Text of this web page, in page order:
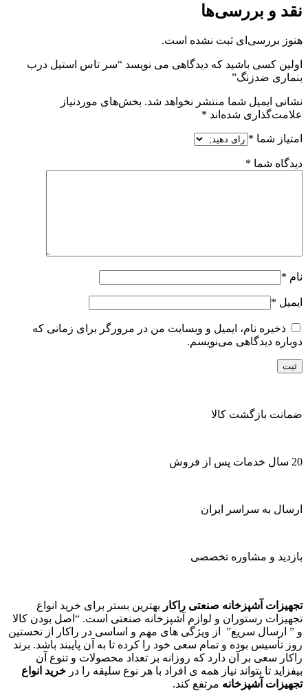
نقد و بررسی‌ها
هنوز بررسی‌ای ثبت نشده است.
اولین کسی باشید که دیدگاهی می نویسد “سر تاس استیل درب
بنماری ضدزنگ”
نشانی ایمیل شما منتشر نخواهد شد. بخش‌های موردنیاز
علامت‌گذاری شده‌اند *
امتیاز شما *
دیدگاه شما *
نام *
ایمیل *
ذخیره نام، ایمیل و وبسایت من در مرورگر برای زمانی که
دوباره دیدگاهی می‌نویسم.
ضمانت بازگشت کالا
20 سال خدمات پس از فروش
ارسال به سراسر ایران
بازدید و مشاوره تخصصی
تجهیزات آشپزخانه صنعتی راکار بهترین بستر برای خرید انواع
تجهیزات رستوران و لوازم آشپزخانه صنعتی است. “اصل بودن کالا
و ” ارسال سریع” از ویژگی های مهم و اساسی در راکار از نخستین
روز تأسیس بوده و تمام سعی خود را کرده تا به آن پایبند باشد. برند
راکار سعی بر آن دارد که روزانه بر تعداد محصولات و تنوع آن
بیفزاید تا بتواند نیاز همه ی افراد با هر نوع سلیقه را در خرید انواع
تجهیزات آشپزخانه مرتفع کند.